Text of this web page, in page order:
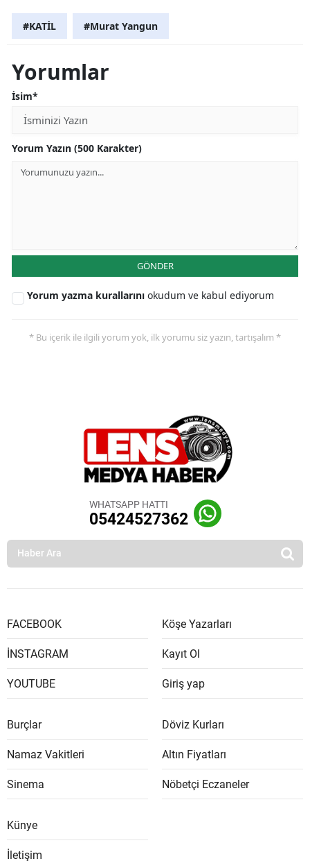
#KATİL #Murat Yangun
Yorumlar
İsim*
Yorum Yazın (500 Karakter)
GÖNDER
Yorum yazma kurallarını okudum ve kabul ediyorum
* Bu içerik ile ilgili yorum yok, ilk yorumu siz yazın, tartışalım *
WHATSAPP HATTI
05424527362
FACEBOOK
İNSTAGRAM
YOUTUBE
Köşe Yazarları
Kayıt Ol
Giriş yap
Burçlar
Namaz Vakitleri
Sinema
Döviz Kurları
Altın Fiyatları
Nöbetçi Eczaneler
Künye
İletişim